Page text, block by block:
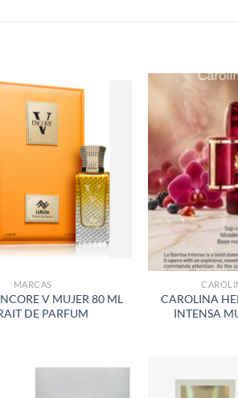
AÑADIR
LISTA
DE
DESEOS
MARCAS
V MUJER 80 ML
DE PARFUM
CAROLINA
INTENSA